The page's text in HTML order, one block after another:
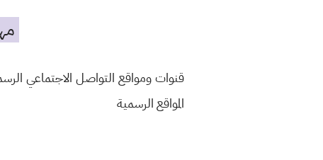
قنوات ومواقع التواصل الاجتماعي
المواقع الرسمية